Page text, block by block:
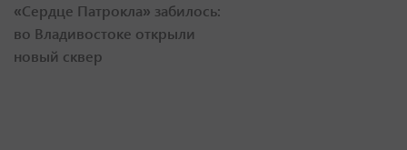
«Сердце Патрокла» забилось:
во Владивостоке открыли
новый сквер